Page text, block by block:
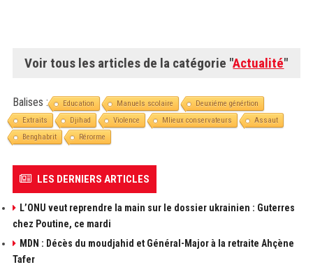
Voir tous les articles de la catégorie "Actualité"
Balises : Education Manuels scolaire
Deuxiéme génértion
Extraits
Djihad Violence Mlieux conservateurs
Assaut
Benghabrit
Rérorme
LES DERNIERS ARTICLES
L’ONU veut reprendre la main sur le dossier ukrainien : Guterres
chez Poutine, ce mardi
MDN : Décès du moudjahid et Général-Major à la retraite Ahçène
Tafer